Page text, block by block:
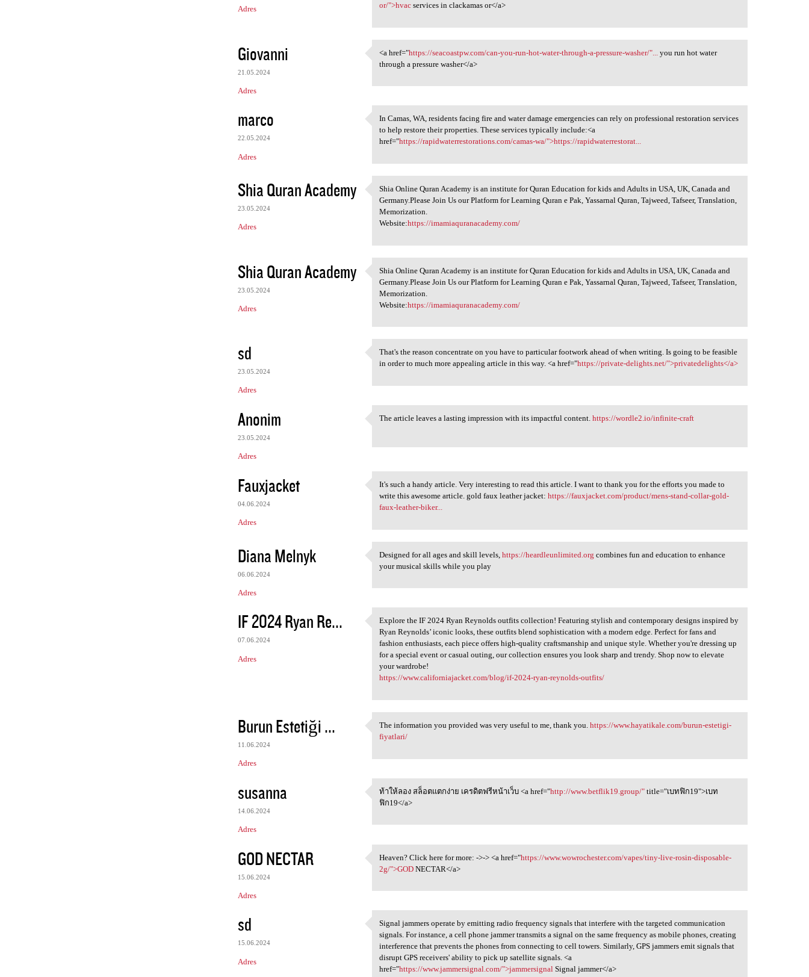
Adres
or/">hvac services in clackamas or</a>
Giovanni
21.05.2024
Adres
<a href="https://seacoastpw
<a href="https://seacoastpw.com/can-you-run-hot-water-through-a-pressure-washer/"...
you run hot water
through a pressure washer</a>
marco
22.05.2024
Adres
In Camas, WA, residents
In Camas, WA, residents facing fire and water damage emergencies can rely on professional restoration services
to help restore their properties. These services typically include:<a
href="https://rapidwaterrestorations.com/camas-wa/">https://rapidwaterrestorat...
Shia Quran Academy
23.05.2024
Adres
Shia Online Quran Academy is
Shia Online Quran Academy is an institute for Quran Education for kids and Adults in USA, UK, Canada and
Germany.Please Join Us our Platform for Learning Quran e Pak, Yassarnal Quran, Tajweed, Tafseer, Translation,
Memorization.
Website:https://imamiaquranacademy.com/
Shia Quran Academy
23.05.2024
Adres
Shia Online Quran Academy is
Shia Online Quran Academy is an institute for Quran Education for kids and Adults in USA, UK, Canada and
Germany.Please Join Us our Platform for Learning Quran e Pak, Yassarnal Quran, Tajweed, Tafseer, Translation,
Memorization.
Website:https://imamiaquranacademy.com/
sd
23.05.2024
Adres
That's the reason concentrate
That's the reason concentrate on you have to particular footwork ahead of when writing. Is going to be feasible
in order to much more appealing article in this way. <a href="https://private-delights.net/">privatedelights</a>
Anonim
23.05.2024
Adres
The article leaves a lasting
The article leaves a lasting impression with its impactful content.https://wordle2.io/infinite-craft
Fauxjacket
04.06.2024
Adres
It's such a handy article.
It's such a handy article. Very interesting to read this article. I want to thank you for the efforts you made to
write this awesome article. gold faux leather jacket:https://fauxjacket.com/product/mens-stand-collar-gold-
faux-leather-biker...
Diana Melnyk
06.06.2024
Adres
Designed for all ages and
Designed for all ages and skill levels,https://heardleunlimited.org combines fun and education to enhance
your musical skills while you play
IF 2024 Ryan Re...
07.06.2024
Adres
Explore the IF 2024 Ryan
Explore the IF 2024 Ryan Reynolds outfits collection! Featuring stylish and contemporary designs inspired by
Ryan Reynolds’ iconic looks, these outfits blend sophistication with a modern edge. Perfect for fans and
fashion enthusiasts, each piece offers high-quality craftsmanship and unique style. Whether you're dressing up
for a special event or casual outing, our collection ensures you look sharp and trendy. Shop now to elevate
your wardrobe!
https://www.californiajacket.com/blog/if-2024-ryan-reynolds-outfits/
Burun Estetiği ...
11.06.2024
Adres
The information you provided
The information you provided was very useful to me, thank you.https://www.hayatikale.com/burun-estetigi-
fiyatlari/
susanna
14.06.2024
Adres
ท้าให้ลอง สล็อตแตกง่าย
ท้าให้ลอง สล็อตแตกง่าย เครดิตฟรีหน้าเว็บ <a href="http://www.betflik19.group/" title="เบทฟิก19">เบท
ฟิก19</a>
GOD NECTAR
15.06.2024
Adres
Heaven? Click here for more:
Heaven? Click here for more: ->-> <a href="https://www.wowrochester.com/vapes/tiny-live-rosin-disposable-
2g/">GOD NECTAR</a>
sd
15.06.2024
Adres
Signal jammers operate by
Signal jammers operate by emitting radio frequency signals that interfere with the targeted communication
signals. For instance, a cell phone jammer transmits a signal on the same frequency as mobile phones, creating
interference that prevents the phones from connecting to cell towers. Similarly, GPS jammers emit signals that
disrupt GPS receivers' ability to pick up satellite signals. <a
href="https://www.jammersignal.com/">jammersignal Signal jammer</a>